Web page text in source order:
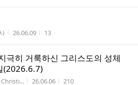
작성시간
26.06.09 조회수
13
극히 거룩하신 그리스도의 성체
(2026.6.7)
작성자
Christi... 작성시간
26.06.06 조회수
210